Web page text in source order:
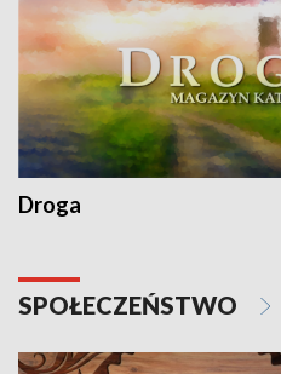
Droga
SPOŁECZEŃSTWO